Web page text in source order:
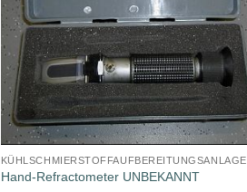
KÜHLSCHMIERSTOFFAUFBEREITUNGSANLAGE
Hand-Refractometer UNBEKANNT